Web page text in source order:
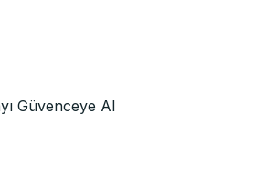
Güvenceye Al